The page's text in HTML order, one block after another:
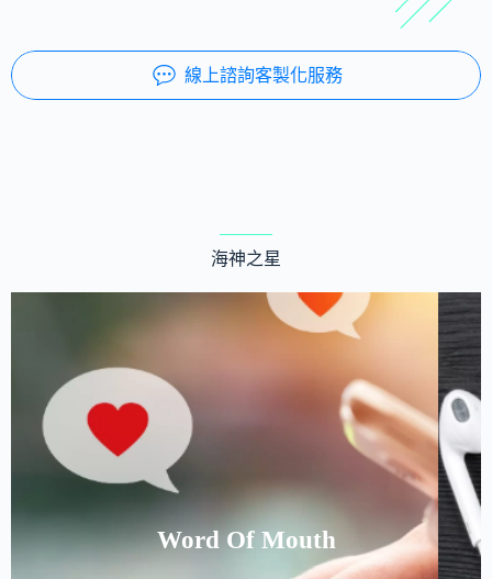
線上諮詢客製化服務
海神之星
Word Of Mouth